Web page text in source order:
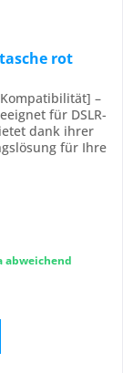
rot
–
für DSLR-
dank ihrer
für Ihre
–
abweichend